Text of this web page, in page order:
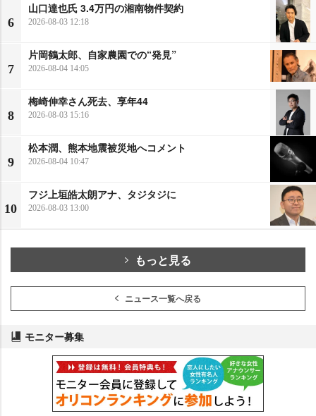
6
山口達也氏 3.4万円の湘南物件契約
2026-08-03 12:18
7
片岡鶴太郎、自家農園での“発見”
2026-08-04 14:05
8
梅崎伸幸さん死去、享年44
2026-08-03 15:16
9
松本潤、熊本地震被災地へコメント
2026-08-04 10:47
10
フジ上垣皓太朗アナ、タジタジに
2026-08-03 13:00
もっと見る
ニュース一覧へ戻る
モニター募集